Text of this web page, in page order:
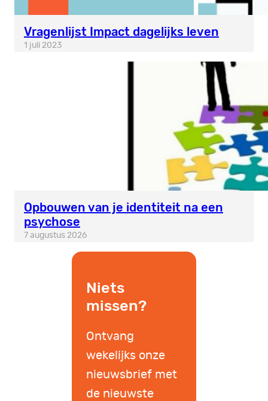
Vragenlijst Impact dagelijks leven
1 juli 2023
Opbouwen van je identiteit na een
psychose
7 augustus 2026
Niets
missen?
Ontvang
wekelijks onze
nieuwsbrief met
de nieuwste